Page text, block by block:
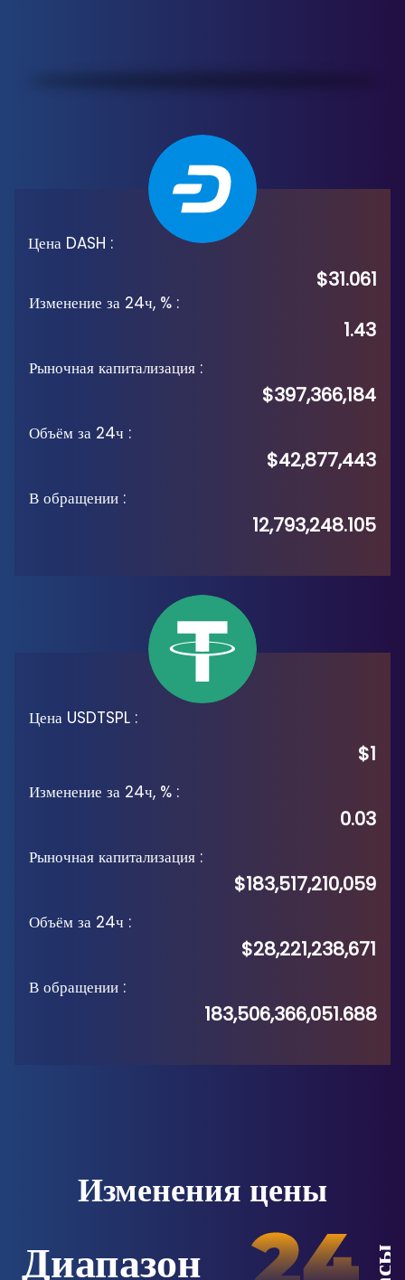
Цена DASH :
$31.061
Изменение за 24ч, % :
1.43
Рыночная капитализация :
$397,366,184
Объём за 24ч :
$42,877,443
В обращении :
12,793,248.105
Цена USDTSPL :
$1
Изменение за 24ч, % :
0.03
Рыночная капитализация :
$183,517,210,059
Объём за 24ч :
$28,221,238,671
В обращении :
183,506,366,051.688
Изменения цены
Диапазон